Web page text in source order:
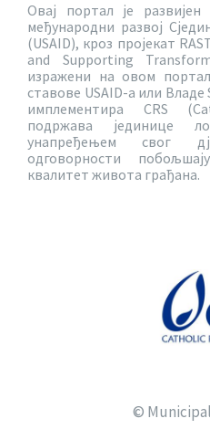
Овај портал је
међународни развој
(USAID), кроз пројекат
and Supporting
изражени на овом
ставове USAID-a или Владе
имплементира CRS
подржава јединице
унапређењем свог
одговорности
квалитет живота грађана.
©